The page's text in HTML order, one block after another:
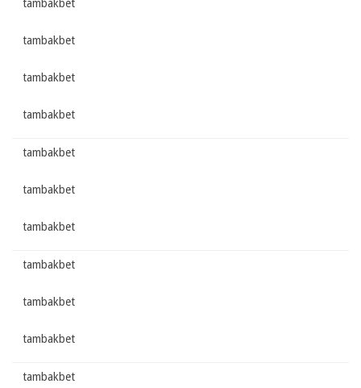
tambakbet
tambakbet
tambakbet
tambakbet
tambakbet
tambakbet
tambakbet
tambakbet
tambakbet
tambakbet
tambakbet